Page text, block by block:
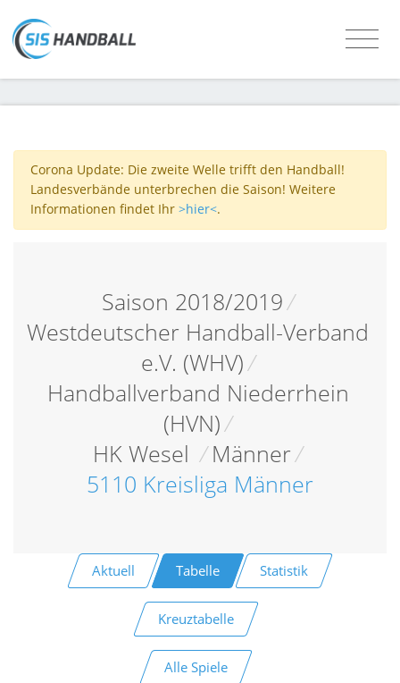
Corona Update: Die zweite Welle trifft den Handball!
Landesverbände unterbrechen die Saison! Weitere
Informationen findet Ihr >hier<.
Saison 2018/2019/
Westdeutscher Handball-Verband
e.V. (WHV)/
Handballverband Niederrhein
(HVN)/
HK Wesel / Männer/
5110 Kreisliga Männer
Aktuell Tabelle Statistik
Kreuztabelle
Alle Spiele